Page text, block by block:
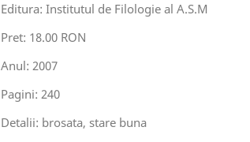
Editura: Institutul de Filologie al A.S.M
Pret: 18.00 RON
Anul: 2007
Pagini: 240
Detalii: brosata, stare buna